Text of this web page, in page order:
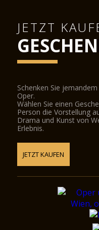
JETZT
Schenken Sie
Oper.
Wählen Sie einen
Person die Vorstellung
Drama und Kunst von
Erlebnis.
JETZT KAUFEN